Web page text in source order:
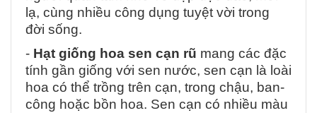
lạ, cùng nhiều công dụng tuyệt vời trong
đời sống.
- Hạt giống hoa sen cạn rũ mang các đặc
tính gần giống với sen nước, sen cạn là loài
hoa có thể trồng trên cạn, trong chậu, ban-
công hoặc bồn hoa. Sen cạn có nhiều màu